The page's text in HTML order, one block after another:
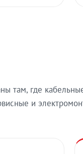
там, где
и